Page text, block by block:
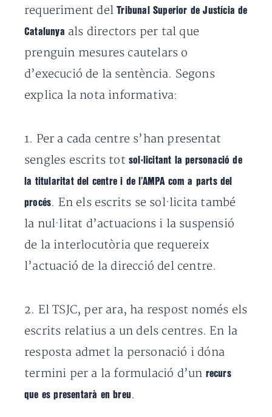
requeriment delTribunal Superior de Justícia de
Catalunya als directors per tal que
prenguin mesures cautelars o
d’execució de la sentència. Segons
explica la nota informativa:
1. Per a cada centre s’han presentat
sengles escrits tot sol·licitant la personació de
la titularitat del centre i de l’AMPA com a parts del
procés. En els escrits se sol·licita també
la nul·litat d’actuacions i la suspensió
de la interlocutòria que requereix
l’actuació de la direcció del centre.
2. El TSJC, per ara, ha respost només els
escrits relatius a un dels centres. En la
resposta admet la personació i dóna
termini per a la formulació d’un recurs
que es presentarà en breu .